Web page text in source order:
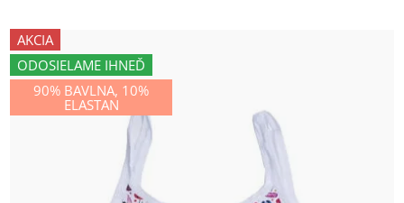
AKCIA
ODOSIELAME IHNEĎ
90% BAVLNA, 10%
ELASTAN